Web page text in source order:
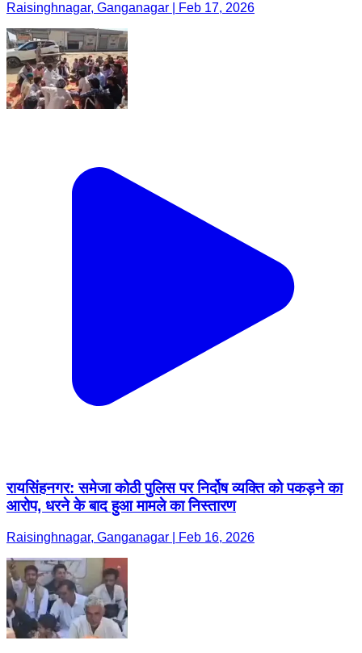
Raisinghnagar, Ganganagar | Feb 17, 2026
रायसिंहनगर: समेजा कोठी पुलिस पर निर्दोष व्यक्ति को पकड़ने का
आरोप, धरने के बाद हुआ मामले का निस्तारण
Raisinghnagar, Ganganagar | Feb 16, 2026